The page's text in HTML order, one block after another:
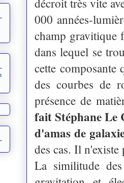
000 années-
champ gravitique
dans lequel se
cette
des courbes de
présence de
fait Stéphane Le
d'amas de
des cas. Il n'existe
La similitude